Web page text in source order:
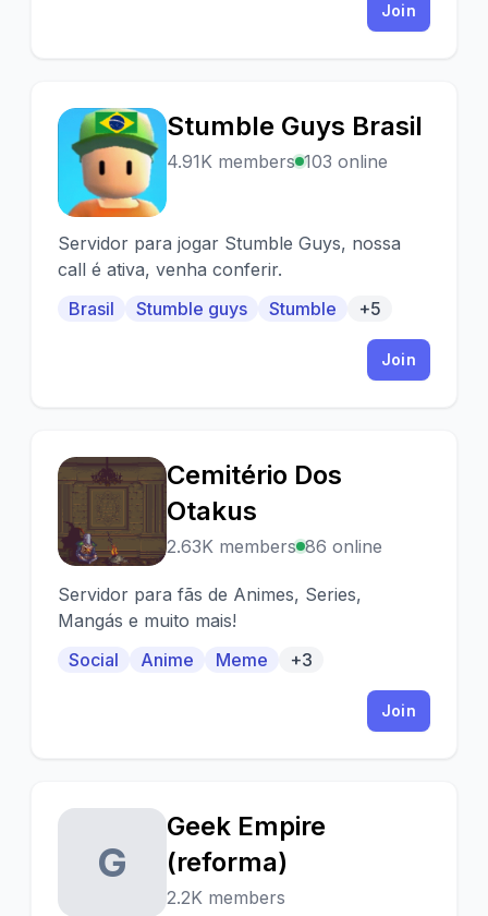
Join
S
Stumble Guys Brasil
4.91K members 103 online
Servidor para jogar Stumble Guys, nossa
call é ativa, venha conferir.
Brasil
Stumble guys Stumble +5
Join
C
Cemitério Dos
Otakus
2.63K members 86 online
Servidor para fãs de Animes, Series,
Mangás e muito mais!
Social
Anime Meme +3
Join
G
Geek Empire
(reforma)
2.2K members